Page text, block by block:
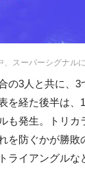
、スーパーシグナル
の3人と共に、
を経た後半は、
も発生。トリ
を防ぐかが勝
ライアングルな